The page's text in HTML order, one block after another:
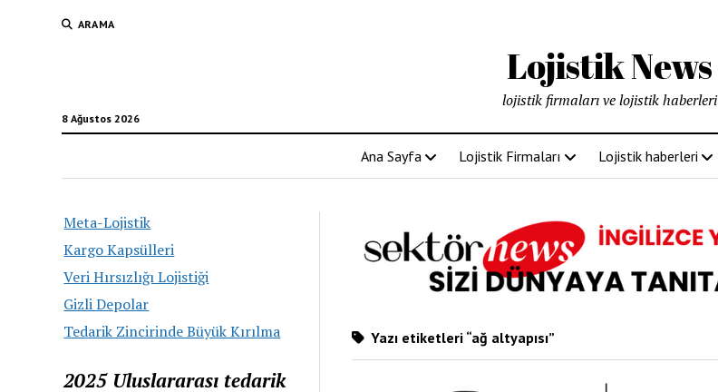
ARAMA
Lojistik News
8 Ağustos 2026
lojistik firmaları ve lojistik haberleri
Ana Sayfa Lojistik Firmaları Lojistik haberleri
Meta-Lojistik
Kargo Kapsülleri
Veri Hırsızlığı Lojistiği
Gizli Depolar
Tedarik Zincirinde Büyük Kırılma
2025 Uluslararası tedarik
Yazı etiketleri “ağ altyapısı”